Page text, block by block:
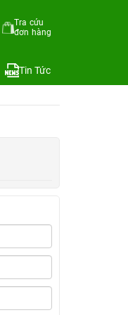
Tra cứu
đơn hàng
Tin Tức